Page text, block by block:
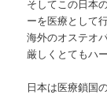
そしてこの日本
ーを医療として
海外のオステオ
厳しくとてもハ
日本は医療鎖国